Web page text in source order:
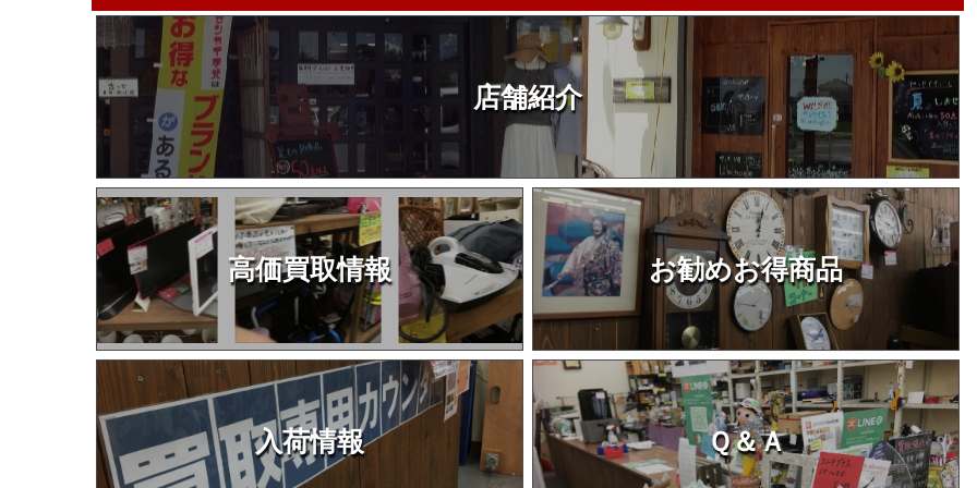
店舗紹介
高価買取情報 お勧めお得商品
入荷情報 Ｑ＆Ａ